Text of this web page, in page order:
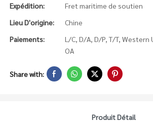
Expédition:
Fret maritime de soutien
Lieu D'origine:
Chine
Paiements:
L/C, D/A, D/P, T/T, Western
OA
Share with:
Produit Détail